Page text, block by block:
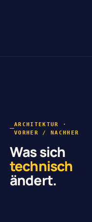
ARCHITEKTUR ·
VORHER / NACHHER
Was sich
technisch
ändert.